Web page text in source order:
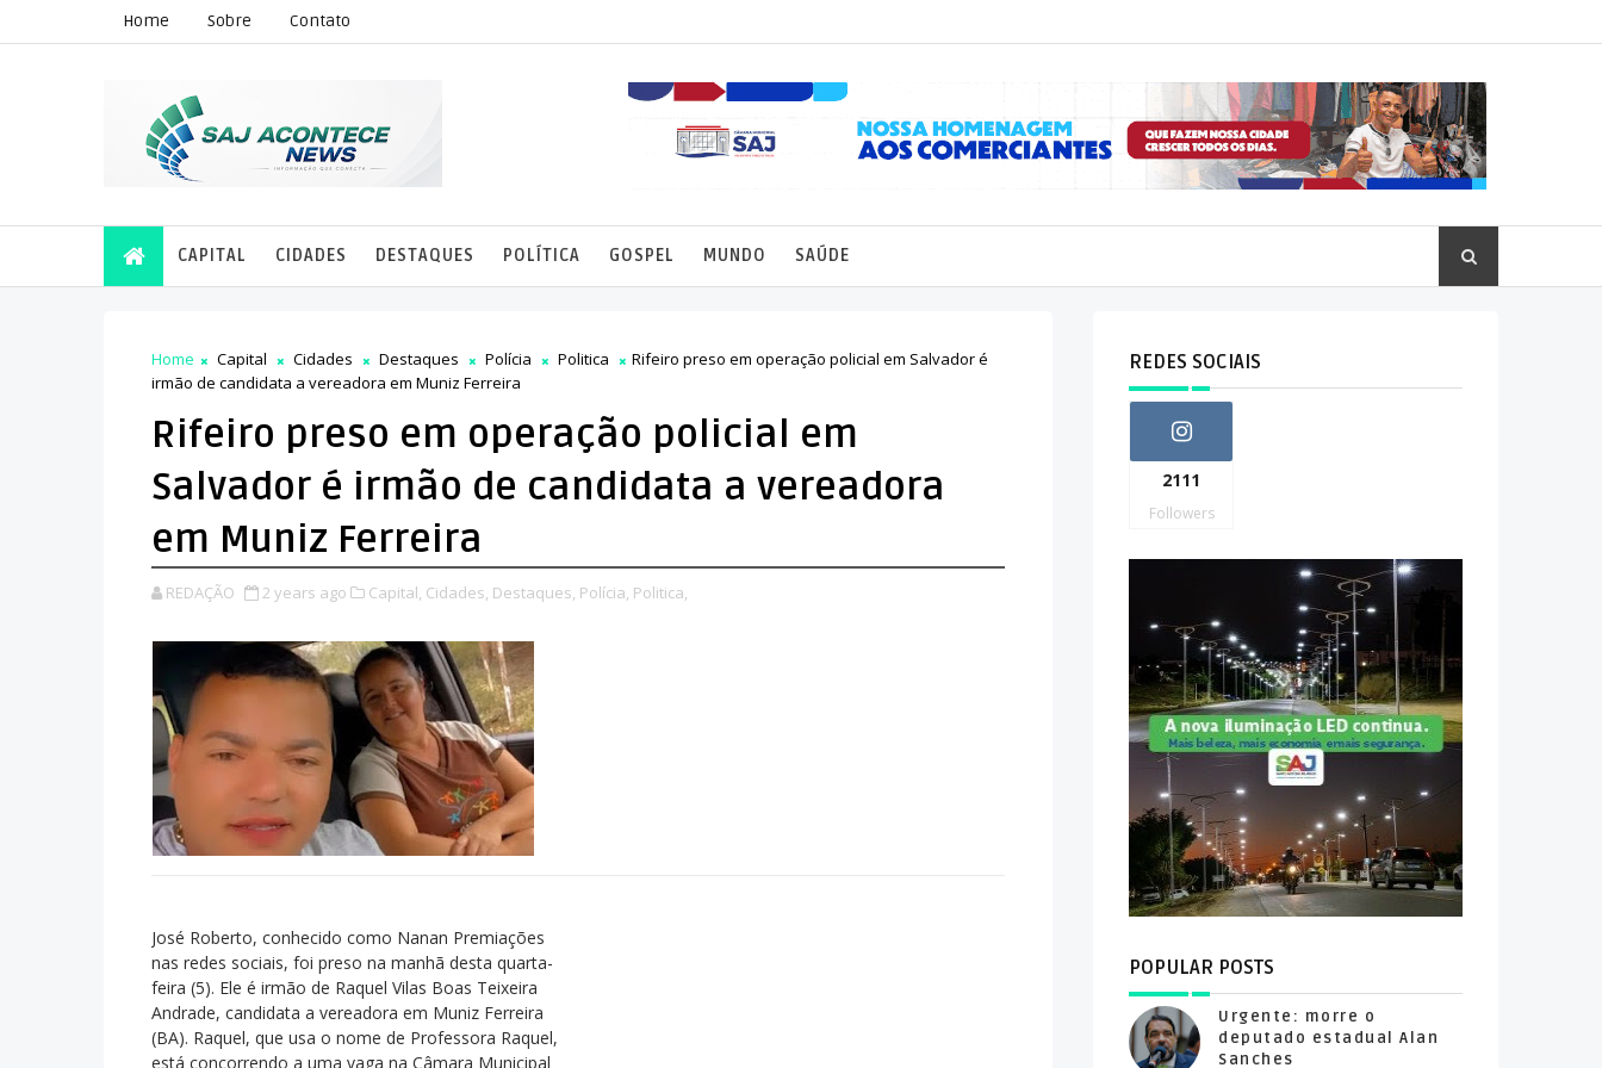
Home Sobre Contato
CAPITAL CIDADES DESTAQUES POLÍTICA GOSPEL MUNDO SAÚDE
Home Capital Cidades Destaques Polícia Politica
Rifeiro preso em operação policial em Salvador é
irmão de candidata a vereadora em Muniz Ferreira
Rifeiro preso em operação policial em
Salvador é irmão de candidata a vereadora
em Muniz Ferreira
REDAÇÃO 2 years ago Capital, Cidades, Destaques, Polícia, Politica,
José Roberto, conhecido como Nanan Premiações
nas redes sociais, foi preso na manhã desta quarta-
feira (5). Ele é irmão de Raquel Vilas Boas Teixeira
Andrade, candidata a vereadora em Muniz Ferreira
(BA). Raquel, que usa o nome de Professora Raquel,
está concorrendo a uma vaga na Câmara Municipal
REDES SOCIAIS
2111
Followers
POPULAR POSTS
Urgente: morre o
deputado estadual Alan
Sanches